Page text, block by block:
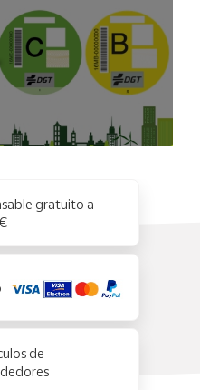
gratuito a
de